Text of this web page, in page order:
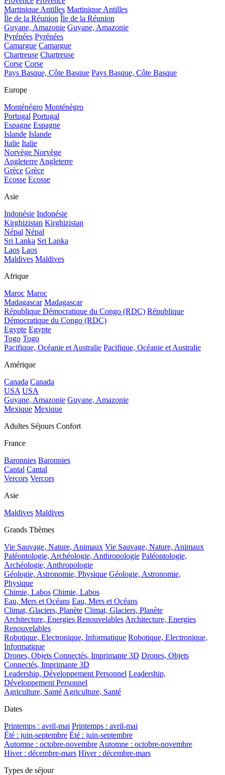
Martinique Antilles Martinique Antilles
Île de la Réunion Île de la Réunion
Guyane, Amazonie Guyane, Amazonie
Pyrénées Pyrénées
Camargue Camargue
Chartreuse Chartreuse
Corse Corse
Pays Basque, Côte Basque Pays Basque, Côte Basque
Europe
Monténégro Monténégro
Portugal Portugal
Espagne Espagne
Islande Islande
Italie Italie
Norvège Norvège
Angleterre Angleterre
Grèce Grèce
Ecosse Ecosse
Asie
Indonésie Indonésie
Kirghizistan Kirghizistan
Népal Népal
Sri Lanka Sri Lanka
Laos Laos
Maldives Maldives
Afrique
Maroc Maroc
Madagascar Madagascar
République Démocratique du Congo (RDC) République
Démocratique du Congo (RDC)
Egypte Egypte
Togo Togo
Pacifique, Océanie et Australie Pacifique, Océanie et Australie
Amérique
Canada Canada
USA USA
Guyane, Amazonie Guyane, Amazonie
Mexique Mexique
Adultes Séjours Confort
France
Baronnies Baronnies
Cantal Cantal
Vercors Vercors
Asie
Maldives Maldives
Grands Thèmes
Vie Sauvage, Nature, Animaux Vie Sauvage, Nature, Animaux
Paléontologie, Archéologie, Anthropologie Paléontologie,
Archéologie, Anthropologie
Géologie, Astronomie, Physique Géologie, Astronomie,
Physique
Chimie, Labos Chimie, Labos
Eau, Mers et Océans Eau, Mers et Océans
Climat, Glaciers, Planète Climat, Glaciers, Planète
Architecture, Energies Renouvelables Architecture, Energies
Renouvelables
Robotique, Electronique, Informatique Robotique, Electronique,
Informatique
Drones, Objets Connectés, Imprimante 3D Drones, Objets
Connectés, Imprimante 3D
Leadership, Développement Personnel Leadership,
Développement Personnel
Agriculture, Santé Agriculture, Santé
Dates
Printemps : avril-mai Printemps : avril-mai
Été : juin-septembre Été : juin-septembre
Automne : octobre-novembre Automne : octobre-novembre
Hiver : décembre-mars Hiver : décembre-mars
Types de séjour